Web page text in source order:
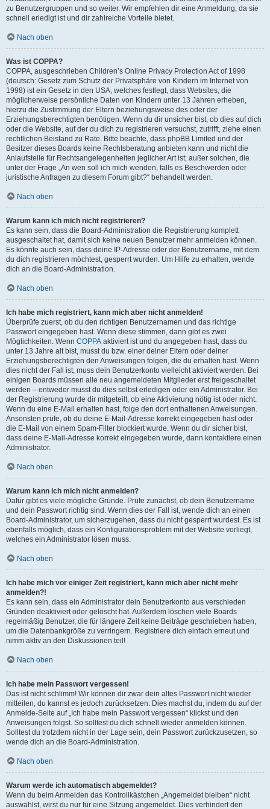
zu Benutzergruppen und so weiter. Wir empfehlen dir eine Anmeldung, da sie
schnell erledigt ist und dir zahlreiche Vorteile bietet.
Nach oben
Was ist COPPA?
COPPA, ausgeschrieben Children’s Online Privacy Protection Act of 1998
(deutsch: Gesetz zum Schutz der Privatsphäre von Kindern im Internet von
1998) ist ein Gesetz in den USA, welches festlegt, dass Websites, die
möglicherweise persönliche Daten von Kindern unter 13 Jahren erheben,
hierzu die Zustimmung der Eltern beziehungsweise des oder der
Erziehungsberechtigten benötigen. Wenn du dir unsicher bist, ob dies auf dich
oder die Website, auf der du dich zu registrieren versuchst, zutrifft, ziehe einen
rechtlichen Beistand zu Rate. Bitte beachte, dass phpBB Limited und der
Besitzer dieses Boards keine Rechtsberatung anbieten kann und nicht die
Anlaufstelle für Rechtsangelegenheiten jeglicher Art ist; außer solchen, die
unter der Frage „An wen soll ich mich wenden, falls es Beschwerden oder
juristische Anfragen zu diesem Forum gibt?“ behandelt werden.
Nach oben
Warum kann ich mich nicht registrieren?
Es kann sein, dass die Board-Administration die Registrierung komplett
ausgeschaltet hat, damit sich keine neuen Benutzer mehr anmelden können.
Es könnte auch sein, dass deine IP-Adresse oder der Benutzername, mit dem
du dich registrieren möchtest, gesperrt wurden. Um Hilfe zu erhalten, wende
dich an die Board-Administration.
Nach oben
Ich habe mich registriert, kann mich aber nicht anmelden!
Überprüfe zuerst, ob du den richtigen Benutzernamen und das richtige
Passwort eingegeben hast. Wenn diese stimmen, dann gibt es zwei
Möglichkeiten. Wenn COPPA aktiviert ist und du angegeben hast, dass du
unter 13 Jahre alt bist, musst du bzw. einer deiner Eltern oder deiner
Erziehungsberechtigten den Anweisungen folgen, die du erhalten hast. Wenn
dies nicht der Fall ist, muss dein Benutzerkonto vielleicht aktiviert werden. Bei
einigen Boards müssen alle neu angemeldeten Mitglieder erst freigeschaltet
werden – entweder musst du dies selbst erledigen oder ein Administrator. Bei
der Registrierung wurde dir mitgeteilt, ob eine Aktivierung nötig ist oder nicht.
Wenn du eine E-Mail erhalten hast, folge den dort enthaltenen Anweisungen.
Ansonsten prüfe, ob du deine E-Mail-Adresse korrekt eingegeben hast oder
die E-Mail von einem Spam-Filter blockiert wurde. Wenn du dir sicher bist,
dass deine E-Mail-Adresse korrekt eingegeben wurde, dann kontaktiere einen
Administrator.
Nach oben
Warum kann ich mich nicht anmelden?
Dafür gibt es viele mögliche Gründe. Prüfe zunächst, ob dein Benutzername
und dein Passwort richtig sind. Wenn dies der Fall ist, wende dich an einen
Board-Administrator, um sicherzugehen, dass du nicht gesperrt wurdest. Es ist
ebenfalls möglich, dass ein Konfigurationsproblem mit der Website vorliegt,
welches ein Administrator lösen muss.
Nach oben
Ich habe mich vor einiger Zeit registriert, kann mich aber nicht mehr
anmelden?!
Es kann sein, dass ein Administrator dein Benutzerkonto aus verschieden
Gründen deaktiviert oder gelöscht hat. Außerdem löschen viele Boards
regelmäßig Benutzer, die für längere Zeit keine Beiträge geschrieben haben,
um die Datenbankgröße zu verringern. Registriere dich einfach erneut und
nimm aktiv an den Diskussionen teil!
Nach oben
Ich habe mein Passwort vergessen!
Das ist nicht schlimm! Wir können dir zwar dein altes Passwort nicht wieder
mitteilen, du kannst es jedoch zurücksetzen. Dies machst du, indem du auf der
Anmelde-Seite auf „Ich habe mein Passwort vergessen“ klickst und den
Anweisungen folgst. So solltest du dich schnell wieder anmelden können.
Solltest du trotzdem nicht in der Lage sein, dein Passwort zurückzusetzen, so
wende dich an die Board-Administration.
Nach oben
Warum werde ich automatisch abgemeldet?
Wenn du beim Anmelden das Kontrollkästchen „Angemeldet bleiben“ nicht
auswählst, wirst du nur für eine Sitzung angemeldet. Dies verhindert den